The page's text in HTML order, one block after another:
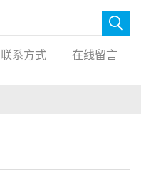
联系方式 在线留言